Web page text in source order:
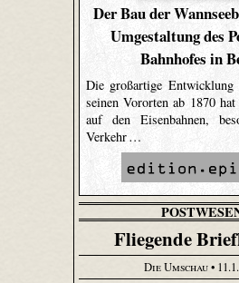
Der Bau der
Umgestaltung des
Bahnhofes in
Die großartige
seinen Vororten ab 1870
auf den Eisenbahnen,
Verkehr …
Fliegende
Die Umschau•